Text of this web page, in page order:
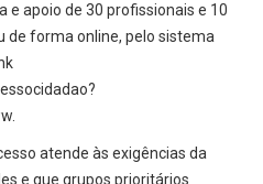
e apoio de 30 profissionais e 10
de forma online, pelo sistema
atende às exigências da
e que grupos prioritários